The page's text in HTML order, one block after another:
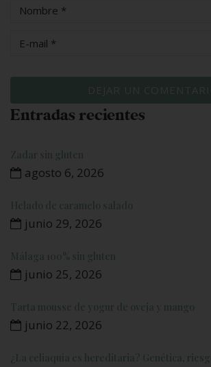
Entradas recientes
Zadar sin gluten
agosto 6, 2026
Helado de caramelo salado
junio 29, 2026
Málaga 100% sin gluten
junio 25, 2026
Tarta mousse de yogur de oveja y mango
junio 22, 2026
¿La celiaquía es hereditaria? Genética,